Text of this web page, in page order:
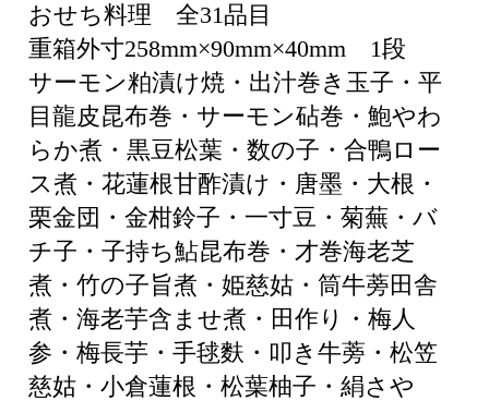
おせち料理 全31品目
重箱外寸258mm×90mm×40mm 1段
サーモン粕漬け焼・出汁巻き玉子・平
目龍皮昆布巻・サーモン砧巻・鮑やわ
らか煮・黒豆松葉・数の子・合鴨ロー
ス煮・花蓮根甘酢漬け・唐墨・大根・
栗金団・金柑鈴子・一寸豆・菊蕪・バ
チ子・子持ち鮎昆布巻・才巻海老芝
煮・竹の子旨煮・姫慈姑・筒牛蒡田舎
煮・海老芋含ませ煮・田作り・梅人
参・梅長芋・手毬麩・叩き牛蒡・松笠
慈姑・小倉蓮根・松葉柚子・絹さや